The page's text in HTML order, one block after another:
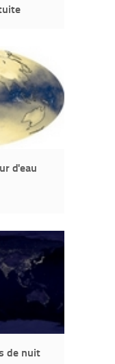
d'eau
de nuit